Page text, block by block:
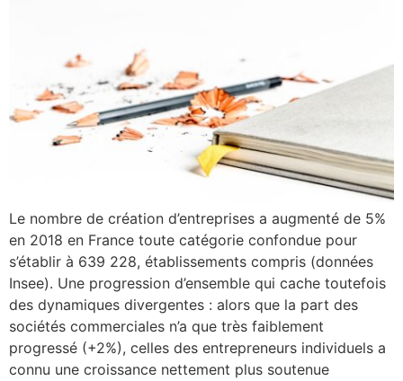
Le nombre de création d’entreprises a augmenté de 5%
en 2018 en France toute catégorie confondue pour
s’établir à 639 228, établissements compris (données
Insee). Une progression d’ensemble qui cache toutefois
des dynamiques divergentes : alors que la part des
sociétés commerciales n’a que très faiblement
progressé (+2%), celles des entrepreneurs individuels a
connu une croissance nettement plus soutenue